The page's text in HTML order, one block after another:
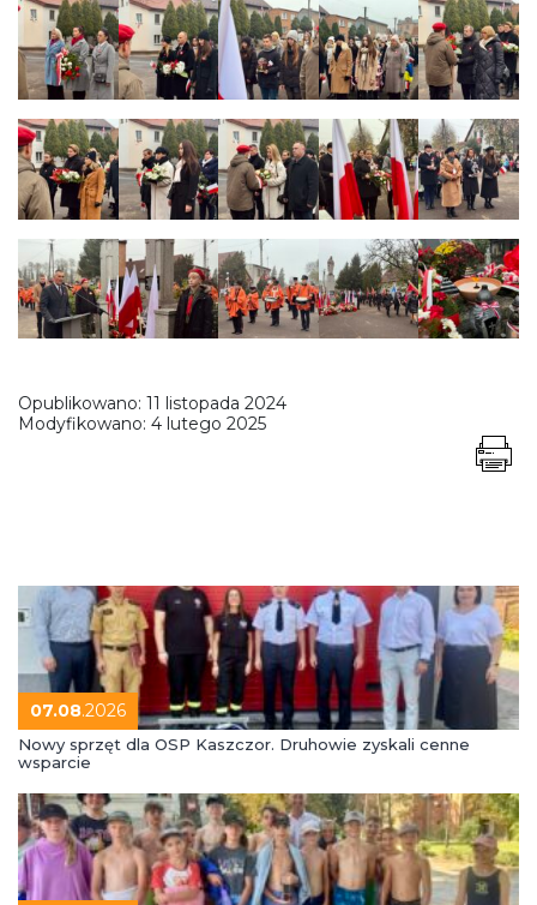
Opublikowano: 11 listopada 2024
Modyfikowano: 4 lutego 2025
07.08.2026
Nowy sprzęt dla OSP Kaszczor. Druhowie zyskali cenne
wsparcie